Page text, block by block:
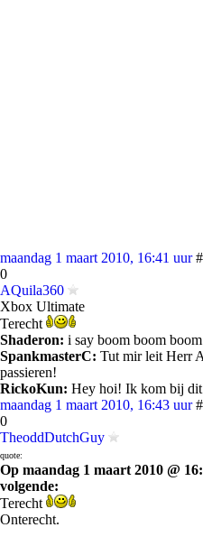
maandag 1 maart 2010, 16:41 uur
0
AQuila360
Xbox Ultimate
Terecht
Shaderon: i say boom boom
SpankmasterC: Tut mir leit Herr
passieren!
RickoKun: Hey hoi! Ik kom bij dit
maandag 1 maart 2010, 16:43 uur
0
TheoddDutchGuy
quote:
Op maandag 1 maart 2010 @
volgende:
Terecht
Onterecht.